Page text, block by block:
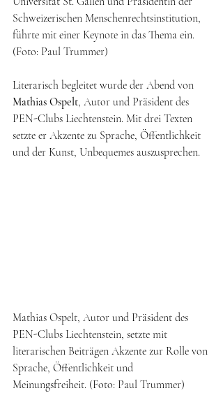
Schweizerischen Menschenrechtsinstitution,
führte mit einer Keynote in das Thema ein.
(Foto: Paul Trummer)
Literarisch begleitet wurde der Abend von
Mathias Ospelt, Autor und Präsident des
PEN-Clubs Liechtenstein. Mit drei Texten
setzte er Akzente zu Sprache, Öffentlichkeit
und der Kunst, Unbequemes auszusprechen.
Mathias Ospelt, Autor und Präsident des
PEN-Clubs Liechtenstein, setzte mit
literarischen Beiträgen Akzente zur Rolle von
Sprache, Öffentlichkeit und
Meinungsfreiheit. (Foto: Paul Trummer)